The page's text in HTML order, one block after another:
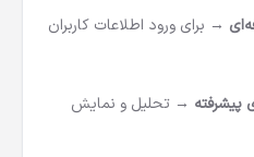
→ برای ورود اطلاعات کاربران
پیشرفته → تحلیل و نمایش